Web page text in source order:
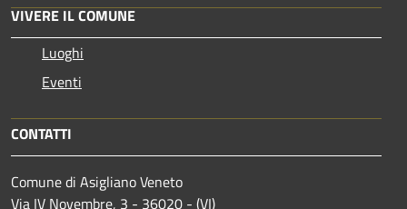
VIVERE IL COMUNE
Luoghi
Eventi
CONTATTI
Comune di Asigliano Veneto
Via IV Novembre, 3 - 36020 - (VI)